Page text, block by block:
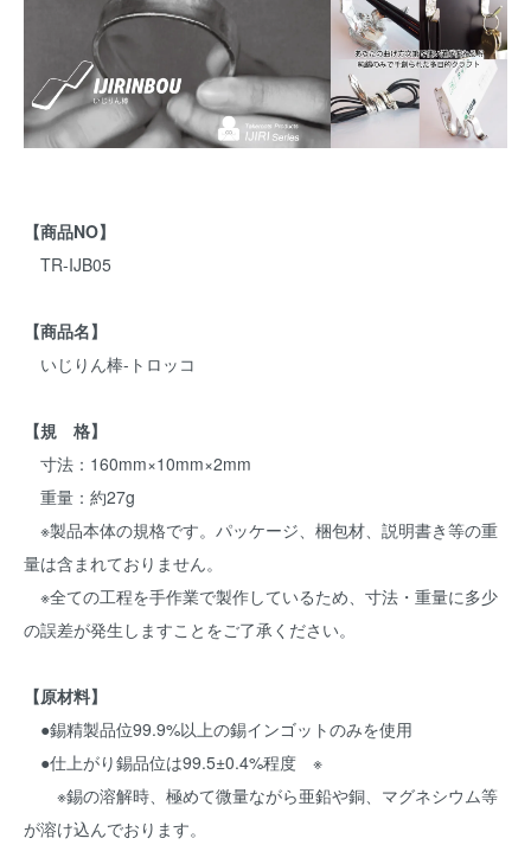
【商品NO】
TR-IJB05
【商品名】
いじりん棒-トロッコ
【規 格】
寸法：160mm×10mm×2mm
重量：約27g
※製品本体の規格です。パッケージ、梱包材、説明書き等の重
量は含まれておりません。
※全ての工程を手作業で製作しているため、寸法・重量に多少
の誤差が発生しますことをご了承ください。
【原材料】
●錫精製品位99.9%以上の錫インゴットのみを使用
●仕上がり錫品位は99.5±0.4%程度 ※
※錫の溶解時、極めて微量ながら亜鉛や銅、マグネシウム等
が溶け込んでおります。